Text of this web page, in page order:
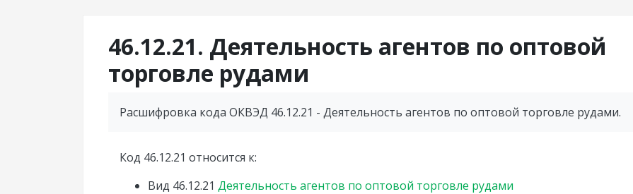
46.12.21. Деятельность агентов по оптовой
торговле рудами
Расшифровка кода ОКВЭД 46.12.21 - Деятельность агентов по оптовой торговле рудами.
Код 46.12.21 относится к:
Вид 46.12.21 Деятельность агентов по оптовой торговле рудами